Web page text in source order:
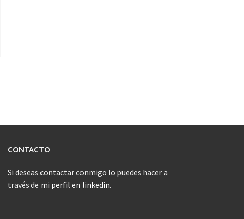
CONTACTO
Si deseas contactar conmigo lo puedes hacer a
través de mi perfil en linkedin.